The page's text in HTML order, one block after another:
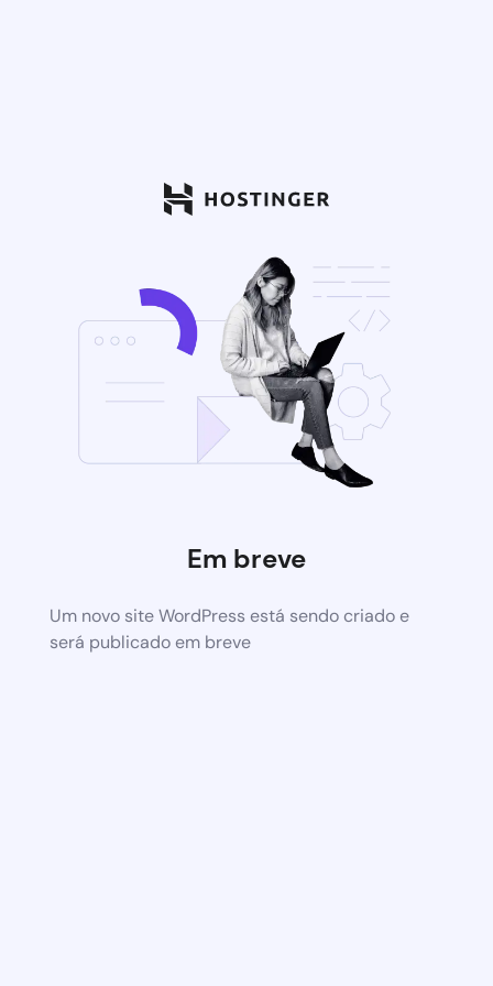
Em breve
Um novo site WordPress está sendo criado e
será publicado em breve